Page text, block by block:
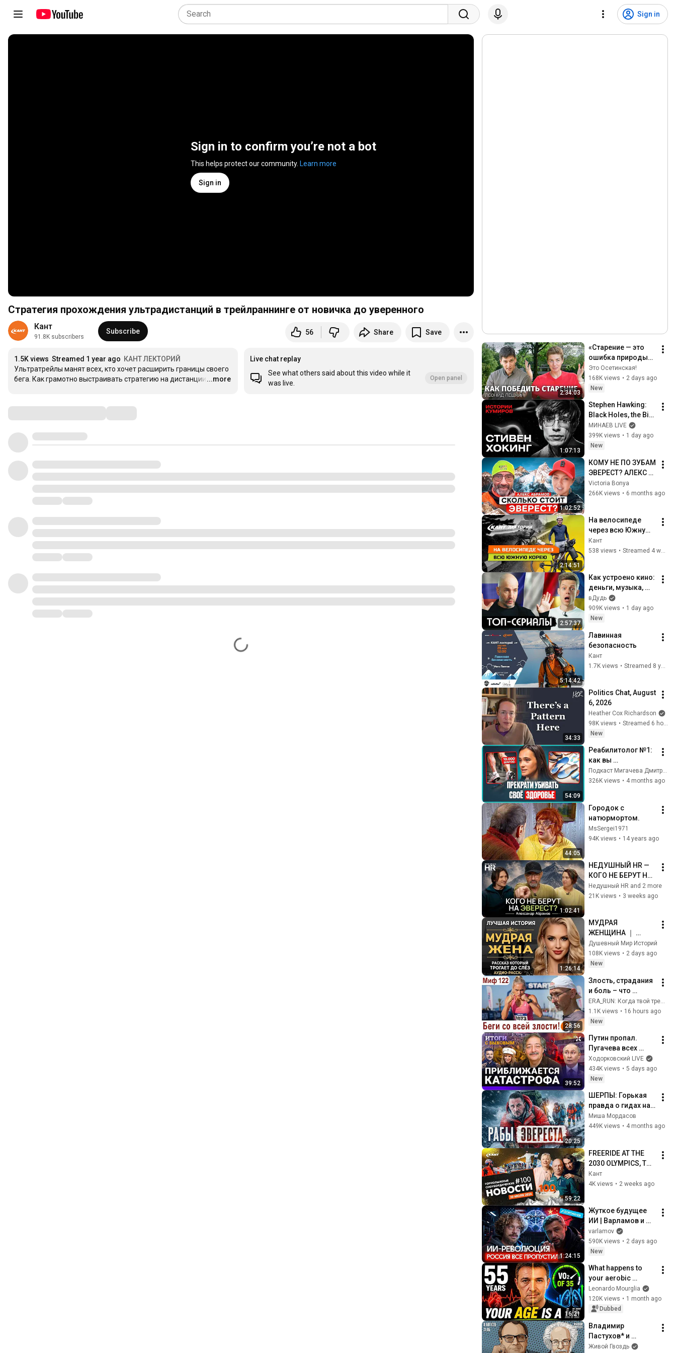
Sign in
Sign in to confirm you’re not a bot
This helps protect our community. Learn more
Sign in
Стратегия прохождения ультрадистанций в трейлраннинге от новичка до уверенного
Кант
91.8K subscribers
Subscribe 56 Share Save
1.5K views Streamed 1 year ago КАНТ ЛЕКТОРИЙ
Ультратрейлы манят всех, кто хочет расширить границы своего
бега. Как грамотно выстраивать стратегию на дистанции, ч …
...more
Live chat replay
See what others said about this video while it
was live.
Open panel
2:34:03
«Старение — это
ошибка природы».
Большой разговор
с ученым из
Гарварда
Это Осетинская!
168K views • 2 days ago
New
1:07:13
Stephen Hawking:
Black Holes, the Big
Bang, and the End of
the Universe / Idol
Stories / MINAEV
МИНАЕВ LIVE
399K views • 1 day ago
New
1:02:52
КОМУ НЕ ПО ЗУБАМ
ЭВЕРЕСТ? АЛЕКС
АБРАМОВ про
страхи, силу духа и
Виктория Боня
Victoria Bonya
266K views • 6 months ago
2:14:51
На велосипеде
через всю Южную
Корею: 1400 км за
11 дней от Сеула
Кант
538 views • Streamed 4 weeks ago
2:57:37
Как устроено кино:
деньги, музыка,
лицемерие,
Голливуд / вДудь
вДудь
909K views • 1 day ago
New
5:14:42
Лавинная
безопасность
Кант
1.7K views • Streamed 8 years ago
34:33
Politics Chat, August
6, 2026
Heather Cox Richardson
98K views •
Streamed 6 hours ago
New
54:09
Реабилитолог №1:
как вы
УНИЧТОЖАЕТЕ
свой организм? 5
Семенюк
Подкаст Мигачева Дмитрия and Аня Семенюк • Самоостеопатия
326K views • 4 months ago
44:05
Городок с
натюрмортом.
MsSergei1971
94K views • 14 years ago
1:02:41
НЕДУШНЫЙ HR —
КОГО НЕ БЕРУТ НА
ЭВЕРЕСТ
Недушный HR and 2 more
21K views • 3 weeks ago
1:26:14
МУДРАЯ
ЖЕНЩИНА ｜
Рассказ, который
трогает до
глубины души.
история ｜ Аудио
рассказ.
Душевный Мир Историй
108K views • 2 days ago
New
28:56
Злость, страдания
и боль – что
поможет бежать
быстрее? Нужно
ли страдать на
122
ERA_RUN: Когда твой тренер - доктор
1.1K views • 16 hours ago
New
39:52
Путин пропал.
Пугачева всех
уделала. Трамп
выбрал
Зеленского.
в августе. БЫКОВ
Ходорковский LIVE
434K views • 5 days ago
New
20:25
ШЕРПЫ: Горькая
правда о гидах на
Эвересте
Миша Мордасов
449K views • 4 months ago
59:22
FREERIDE AT THE
2030 OLYMPICS, THE
SKI INDUSTRY IN
RUSSIA AND THE
SANC...
Кант
4K views • 2 weeks ago
1:24:15
Жуткое будущее
ИИ | Варламов и
Дороничев в AI-
столице мира
Кремниевой
varlamov
590K views • 2 days ago
New
16:21
What happens to
your aerobic
capacity after 35
(and how to stop it!)
⛔
Leonardo Mourglia
120K views • 1 month ago
Dubbed
Владимир
Пастухов* и
Алексей
Живой Гвоздь